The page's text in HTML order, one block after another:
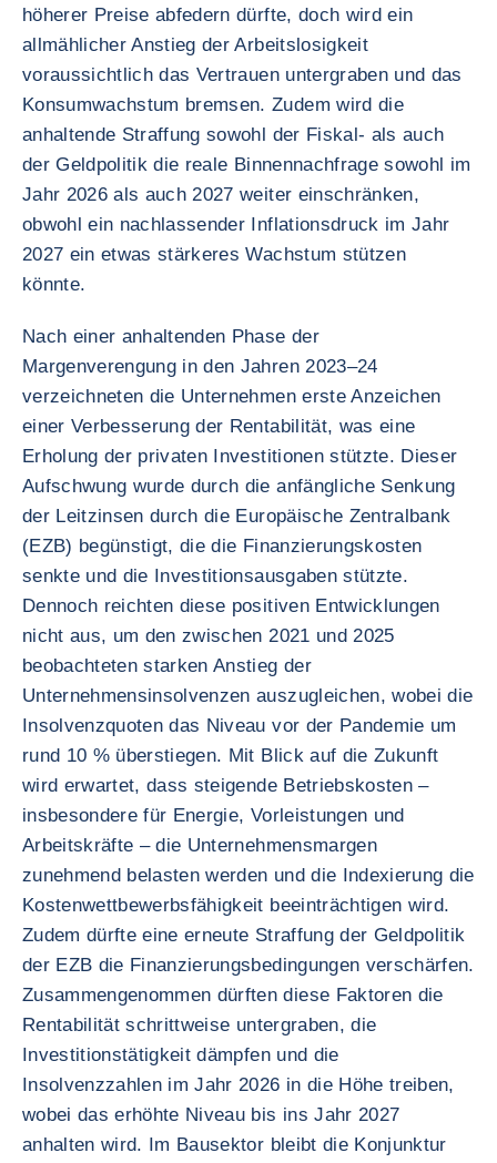
höherer Preise abfedern dürfte, doch wird ein
allmählicher Anstieg der Arbeitslosigkeit
voraussichtlich das Vertrauen untergraben und das
Konsumwachstum bremsen. Zudem wird die
anhaltende Straffung sowohl der Fiskal- als auch
der Geldpolitik die reale Binnennachfrage sowohl im
Jahr 2026 als auch 2027 weiter einschränken,
obwohl ein nachlassender Inflationsdruck im Jahr
2027 ein etwas stärkeres Wachstum stützen
könnte.
Nach einer anhaltenden Phase der
Margenverengung in den Jahren 2023–24
verzeichneten die Unternehmen erste Anzeichen
einer Verbesserung der Rentabilität, was eine
Erholung der privaten Investitionen stützte. Dieser
Aufschwung wurde durch die anfängliche Senkung
der Leitzinsen durch die Europäische Zentralbank
(EZB) begünstigt, die die Finanzierungskosten
senkte und die Investitionsausgaben stützte.
Dennoch reichten diese positiven Entwicklungen
nicht aus, um den zwischen 2021 und 2025
beobachteten starken Anstieg der
Unternehmensinsolvenzen auszugleichen, wobei die
Insolvenzquoten das Niveau vor der Pandemie um
rund 10 % überstiegen. Mit Blick auf die Zukunft
wird erwartet, dass steigende Betriebskosten –
insbesondere für Energie, Vorleistungen und
Arbeitskräfte – die Unternehmensmargen
zunehmend belasten werden und die Indexierung die
Kostenwettbewerbsfähigkeit beeinträchtigen wird.
Zudem dürfte eine erneute Straffung der Geldpolitik
der EZB die Finanzierungsbedingungen verschärfen.
Zusammengenommen dürften diese Faktoren die
Rentabilität schrittweise untergraben, die
Investitionstätigkeit dämpfen und die
Insolvenzzahlen im Jahr 2026 in die Höhe treiben,
wobei das erhöhte Niveau bis ins Jahr 2027
anhalten wird. Im Bausektor bleibt die Konjunktur